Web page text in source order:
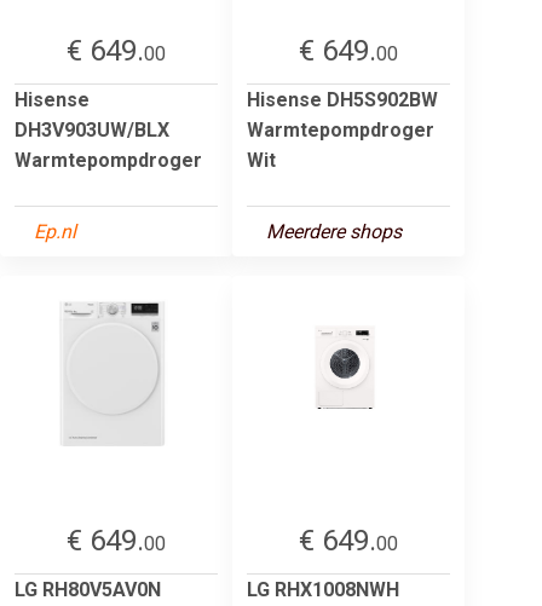
€ 649.00
Hisense
DH3V903UW/BLX
Warmtepompdroger
Ep.nl
€ 649.00
Hisense DH5S902BW
Warmtepompdroger
Wit
Meerdere shops
€ 649.00
LG RH80V5AV0N
€ 649.00
LG RHX1008NWH